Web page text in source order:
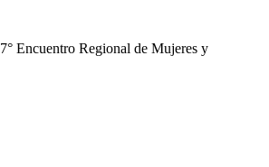
Encuentro Regional de Mujeres y